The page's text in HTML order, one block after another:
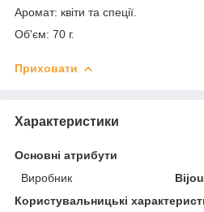
Аромат: квіти та спеції.
Об'єм: 70 г.
Приховати
Характеристики
Основні атрибути
Виробник
Користувальницькі